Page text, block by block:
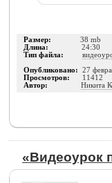
Размер: 38 mb
Длина: 24:30
Тип файла:
Опубликовано: 27
Просмотров: 11412
Автор: Никита
«Видеоурок